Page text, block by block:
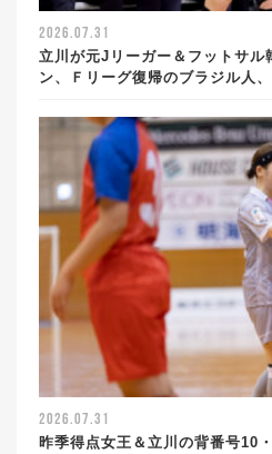
2026.07.31
立川が元Jリーガー＆フットサル
ン、Ｆリーグ復帰のブラジル人
2026.07.31
昨季得点女王＆立川の背番号10